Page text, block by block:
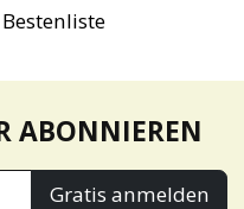
ABONNIEREN
Gratis anmelden